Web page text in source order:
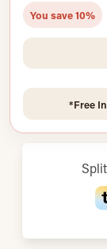
You save 10%
Free